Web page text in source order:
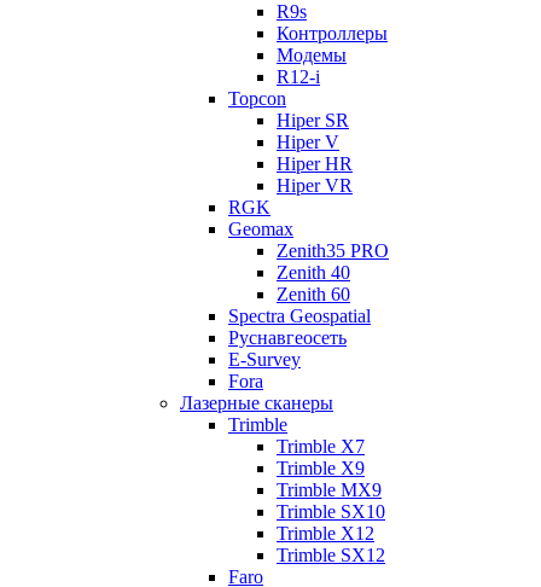
R9s
Контроллеры
Модемы
R12-i
Topcon
Hiper SR
Hiper V
Hiper HR
Hiper VR
RGK
Geomax
Zenith35 PRO
Zenith 40
Zenith 60
Spectra Geospatial
Руснавгеосеть
E-Survey
Fora
Лазерные сканеры
Trimble
Trimble X7
Trimble X9
Trimble MX9
Trimble SX10
Trimble X12
Trimble SX12
Faro